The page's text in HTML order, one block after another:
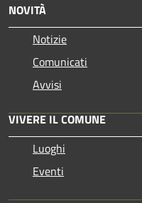
NOVITÀ
Notizie
Comunicati
Avvisi
VIVERE IL COMUNE
Luoghi
Eventi